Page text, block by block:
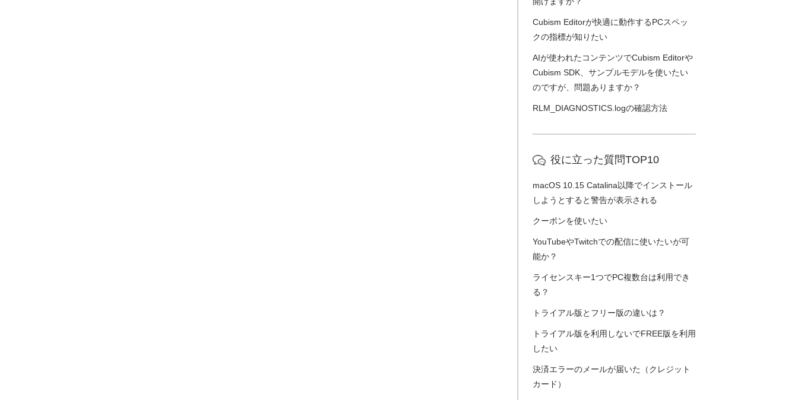
Cubism Editorが快適に動作するPCスペッ
クの指標が知りたい
AIが使われたコンテンツでCubism Editorや
Cubism SDK、サンプルモデルを使いたい
のですが、問題ありますか？
RLM_DIAGNOSTICS.logの確認方法
役に立った質問TOP10
macOS 10.15 Catalina以降でインストール
しようとすると警告が表示される
クーポンを使いたい
YouTubeやTwitchでの配信に使いたいが可
能か？
ライセンスキー1つでPC複数台は利用でき
る？
トライアル版とフリー版の違いは？
トライアル版を利用しないでFREE版を利用
したい
決済エラーのメールが届いた（クレジット
カード）